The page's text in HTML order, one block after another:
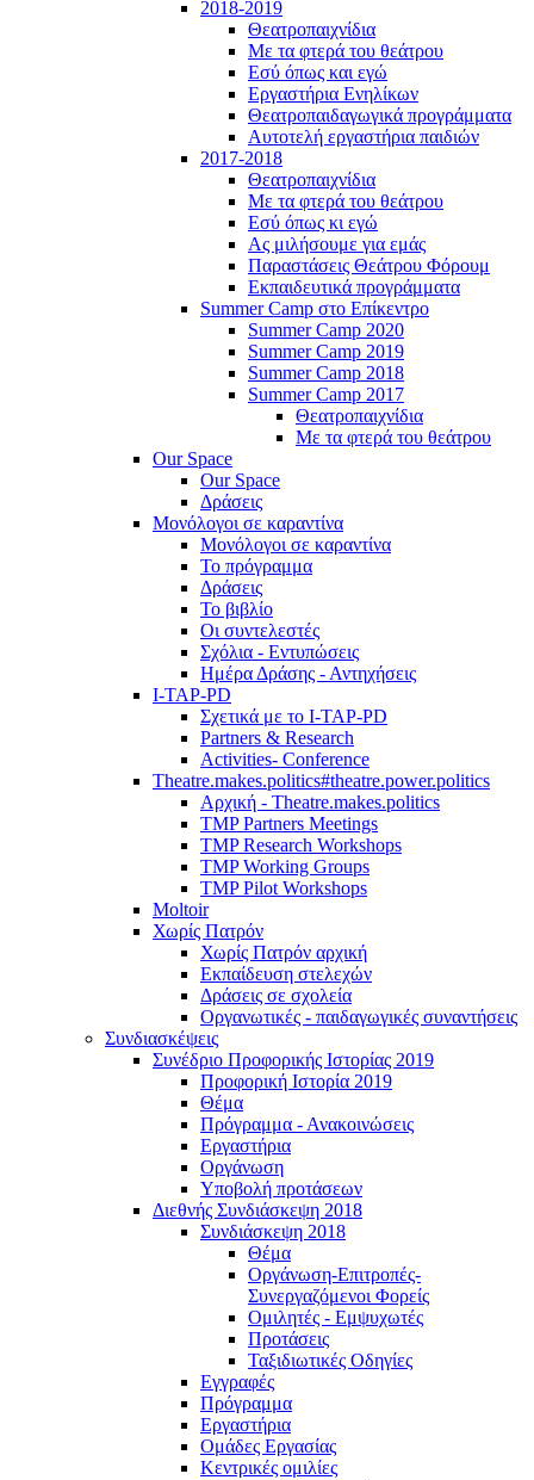
2018-2019
Θεατροπαιχνίδια
Με τα φτερά του θεάτρου
Εσύ όπως και εγώ
Εργαστήρια Ενηλίκων
Θεατροπαιδαγωγικά προγράμματα
Αυτοτελή εργαστήρια παιδιών
2017-2018
Θεατροπαιχνίδια
Με τα φτερά του θεάτρου
Εσύ όπως κι εγώ
Ας μιλήσουμε για εμάς
Παραστάσεις Θεάτρου Φόρουμ
Εκπαιδευτικά προγράμματα
Summer Camp στο Επίκεντρο
Summer Camp 2020
Summer Camp 2019
Summer Camp 2018
Summer Camp 2017
Θεατροπαιχνίδια
Με τα φτερά του θεάτρου
Our Space
Our Space
Δράσεις
Μονόλογοι σε καραντίνα
Μονόλογοι σε καραντίνα
Το πρόγραμμα
Δράσεις
Το βιβλίο
Οι συντελεστές
Σχόλια - Εντυπώσεις
Ημέρα Δράσης - Αντηχήσεις
I-TAP-PD
Σχετικά με το I-TAP-PD
Partners & Research
Activities- Conference
Theatre.makes.politics#theatre.power.politics
Αρχική - Theatre.makes.politics
TMP Partners Meetings
TMP Research Workshops
TMP Working Groups
TMP Pilot Workshops
Moltoir
Χωρίς Πατρόν
Χωρίς Πατρόν αρχική
Εκπαίδευση στελεχών
Δράσεις σε σχολεία
Οργανωτικές - παιδαγωγικές συναντήσεις
Συνδιασκέψεις
Συνέδριο Προφορικής Ιστορίας 2019
Προφορική Ιστορία 2019
Θέμα
Πρόγραμμα - Ανακοινώσεις
Εργαστήρια
Οργάνωση
Υποβολή προτάσεων
Διεθνής Συνδιάσκεψη 2018
Συνδιάσκεψη 2018
Θέμα
Οργάνωση-Επιτροπές-
Συνεργαζόμενοι Φορείς
Ομιλητές - Εμψυχωτές
Προτάσεις
Ταξιδιωτικές Οδηγίες
Εγγραφές
Πρόγραμμα
Εργαστήρια
Ομάδες Εργασίας
Κεντρικές ομιλίες